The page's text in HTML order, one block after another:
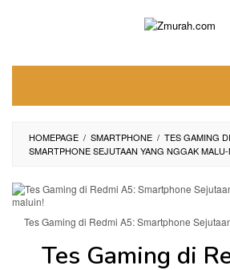
HOMEPAGE / SMARTPHONE / TES GAMING
SMARTPHONE SEJUTAAN YANG NGGAK
Tes Gaming di Redmi A5: Smartphone
Tes Gaming di